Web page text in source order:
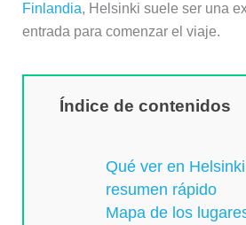
Finlandia, Helsinki suele ser una
entrada para comenzar el viaje.
Índice de contenidos
Qué ver en
resumen rápido
Mapa de los